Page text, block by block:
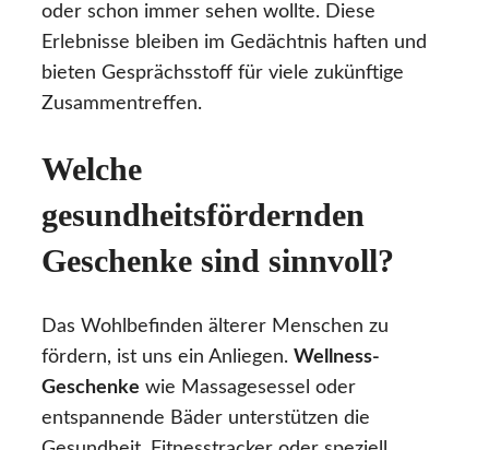
oder schon immer sehen wollte. Diese
Erlebnisse bleiben im Gedächtnis haften und
bieten Gesprächsstoff für viele zukünftige
Zusammentreffen.
Welche
gesundheitsfördernden
Geschenke sind sinnvoll?
Das Wohlbefinden älterer Menschen zu
fördern, ist uns ein Anliegen. Wellness-
Geschenke wie Massagesessel oder
entspannende Bäder unterstützen die